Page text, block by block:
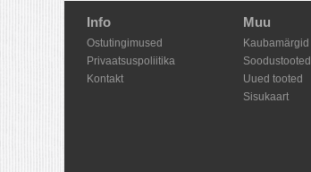
Info
Ostutingimused
Privaatsuspoliitika
Kontakt
Muu
Kaubamärgid
Soodustooted
Uued tooted
Sisukaart